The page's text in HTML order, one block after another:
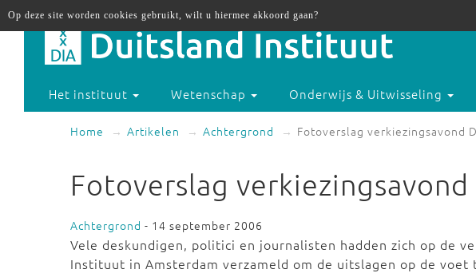
Het instituut Wetenschap Onderwijs & Uitwisseling
Home Artikelen Achtergrond Fotoverslag verkiezingsavond
Fotoverslag verkiezingsavond
Achtergrond - 14 september 2006
Vele deskundigen, politici en journalisten hadden zich op de
Instituut in Amsterdam verzameld om de uitslagen op de voet
Op deze site worden cookies gebruikt, wilt u hiermee akkoord gaan?